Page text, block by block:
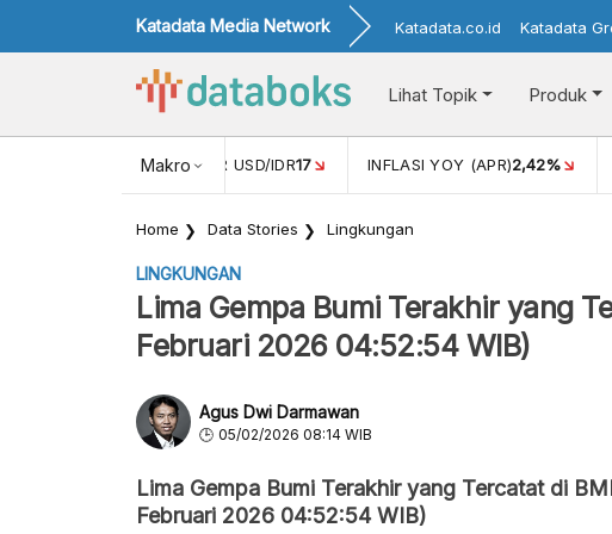
Katadata Media Network Katadata.co.id Katadata
Lihat Topik Produk
Makro
NILAI TUKAR USD/IDR17 INFLASI YOY (APR)2,42%
Home Data Stories Lingkungan
LINGKUNGAN
Lima Gempa Bumi Terakhir yang
Februari 2026 04:52:54 WIB)
Agus Dwi Darmawan
05/02/2026 08:14 WIB
Lima Gempa Bumi Terakhir yang Tercatat di
Februari 2026 04:52:54 WIB)